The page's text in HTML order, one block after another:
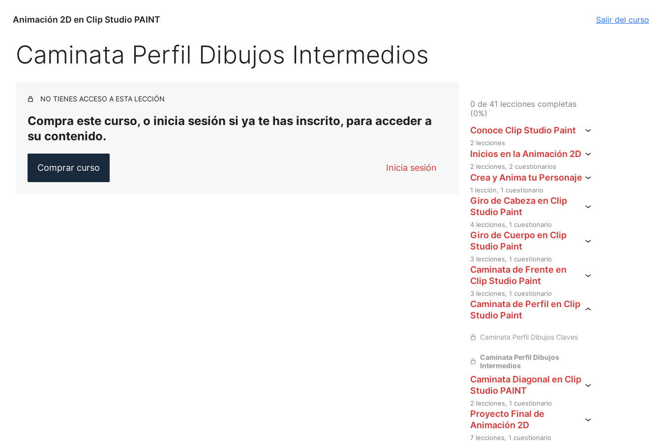
Saltar
Animación 2D en Clip Studio PAINT Salir del curso
Caminata Perfil Dibujos Intermedios
NO TIENES ACCESO A ESTA LECCIÓN
Compra este curso, o inicia sesión si ya te has inscrito, para acceder a
su contenido.
Comprar curso Inicia sesión
0 de 41 lecciones completas
(0%)
Conoce Clip Studio Paint
Descargar e instalar Clip Studio
Paint
Interfaz de Animación de Clip
Studio Paint
2 lecciones
Inicios en la Animación 2D
Animación Pelota Rebotando
Pelota en trayectoria
2 lecciones, 2 cuestionarios
Crea y Anima tu Personaje
Crea tu personaje para Animar
1 lección, 1 cuestionario
Giro de Cabeza en Clip
Studio Paint
Rotación del Rostro Parte 1
Rotación del Rostro Parte 3
Rotación del Rostro Parte 4
4 lecciones, 1 cuestionario
Giro de Cuerpo en Clip
Studio Paint
Rotación del Cuerpo Parte 1
Rotación del Cuerpo Parte 2
Rotación del Cuerpo Parte 3
3 lecciones, 1 cuestionario
Caminata de Frente en
Clip Studio Paint
Caminata Frente Parte 1
Caminata Frente Parte 3
3 lecciones, 1 cuestionario
Caminata de Perfil en Clip
Studio Paint
Caminata Perfil Dibujos Claves
Caminata Perfil Dibujos
Intermedios
Caminata Diagonal en Clip
Studio PAINT
Caminata Diagonal Dibujos Claves
2 lecciones, 1 cuestionario
Proyecto Final de
Animación 2D
7 lecciones, 1 cuestionario